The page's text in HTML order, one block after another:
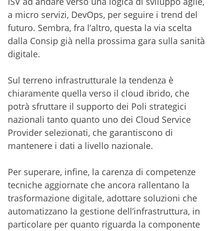
a micro servizi, DevOps, per seguire i trend del
futuro. Sembra, fra l’altro, questa la via scelta
dalla Consip già nella prossima gara sulla sanità
digitale.
Sul terreno infrastrutturale la tendenza è
chiaramente quella verso il cloud ibrido, che
potrà sfruttare il supporto dei Poli strategici
nazionali tanto quanto uno dei Cloud Service
Provider selezionati, che garantiscono di
mantenere i dati a livello nazionale.
Per superare, infine, la carenza di competenze
tecniche aggiornate che ancora rallentano la
trasformazione digitale, adottare soluzioni che
automatizzano la gestione dell’infrastruttura, in
particolare per quanto riguarda la componente